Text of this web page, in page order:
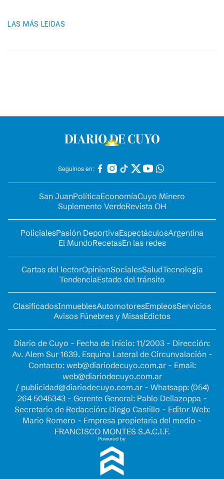
LAS MÁS LEIDAS
Seguinos en:
San JuanPolíticaEconomíaCuyo Minero
Suplemento VerdeRevista OH
PolicialesPasión DeportivaEspectáculosArgentina
El MundoRecetasEn las redes
Cartas del lectorOpinionSocialesSaludTecnología
TendenciaEstado del tránsito
ClasificadosInmueblesAutomotoresEmpleosServicios
Avisos Fúnebres y MisasEdictos
Diario de Cuyo - Fecha de Inicio: 11/2003 - Dirección:
Av. Alem Sur 1639. Esquina Lateral de Circunvalación -
Contacto: web@diariodecuyo.com.ar- Email:
web@diariodecuyo.com.ar
/ publicidad@diariodecuyo.com.ar- Whatsapp: (054)
264 5045343 - Gerente General: Pablo Dellazoppa -
Secretario de Redacción: Diego Castillo - Editor Web:
Mario Romero - Empresa propietaria del medio -
FRANCISCO MONTES S.A.C.I.F.